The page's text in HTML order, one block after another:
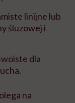
linijne lub
śluzowej i
dla
na